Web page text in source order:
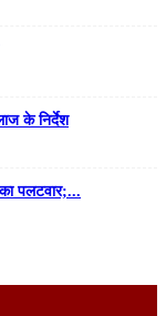
के निर्देश
पलटवार;...